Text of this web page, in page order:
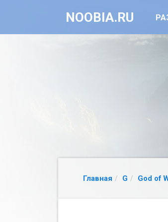
NOOBIA.RU
Главная G God of